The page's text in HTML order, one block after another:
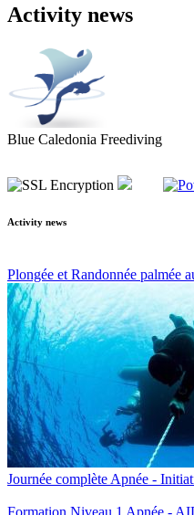
Activity news
Blue Caledonia Freediving
Activity news
Plongée et Randonnée palmée
Journée complète Apnée -
Formation Niveau 1 Apnée -